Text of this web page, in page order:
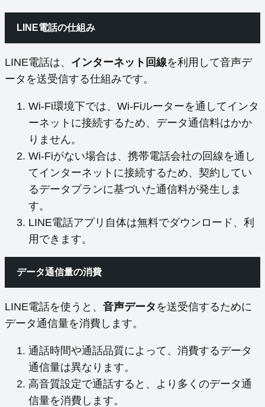
LINE電話の仕組み
LINE電話は、 インターネット回線を利用して音声デ
ータを送受信する仕組みです。
Wi-Fi環境下では、Wi-Fiルーターを通してインタ
ーネットに接続するため、データ通信料はかか
りません。
Wi-Fiがない場合は、携帯電話会社の回線を通し
てインターネットに接続するため、契約してい
るデータプランに基づいた通信料が発生しま
す。
LINE電話アプリ自体は無料でダウンロード、利
用できます。
データ通信量の消費
LINE電話を使うと、 音声データ を送受信するために
データ通信量を消費します。
通話時間や通話品質によって、消費するデータ
通信量は異なります。
高音質設定で通話すると、より多くのデータ通
信量を消費します。